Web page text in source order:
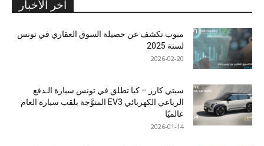
آخر الأخبار
مبوب تكشف عن حصيلة السوق العقاري في تونس
لسنة 2025
2026-02-20
سيتي كارز – كيا تطلق في تونس سيارة الـدفع
الرباعي الكهربائي EV3 المتوَّجة بلقب سيارة العام
عالميًا
2026-01-14